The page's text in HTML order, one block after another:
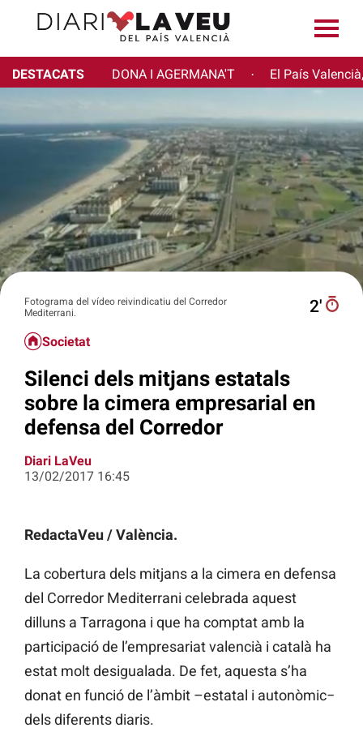
DESTACATS DONA I AGERMANA'T · El País
Fotograma del vídeo reivindicatiu del Corredor
Mediterrani.
2′
Societat
Silenci dels mitjans estatals
sobre la cimera empresarial en
defensa del Corredor
Diari LaVeu
13/02/2017 16:45
RedactaVeu / València.
La cobertura dels mitjans a la cimera en defensa
del Corredor Mediterrani celebrada aquest
dilluns a Tarragona i que ha comptat amb la
participació de l’empresariat valencià i català ha
estat molt desigualada. De fet, aquesta s’ha
donat en funció de l’àmbit –estatal i autonòmic−
dels diferents diaris.